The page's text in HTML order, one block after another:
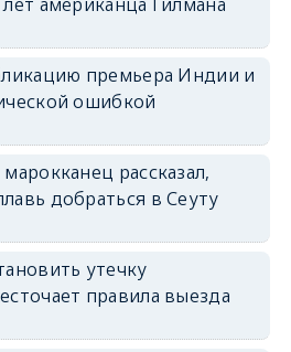
премьера Индии и
ошибкой
рассказал,
добраться в Сеуту
утечку
правила выезда